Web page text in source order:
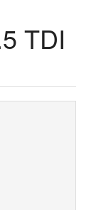
TDI